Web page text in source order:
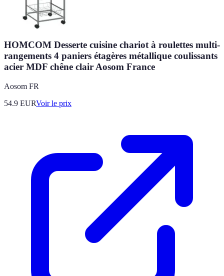
HOMCOM Desserte cuisine chariot à roulettes multi-
rangements 4 paniers étagères métallique coulissants
acier MDF chêne clair Aosom France
Aosom FR
54.9 EURVoir le prix